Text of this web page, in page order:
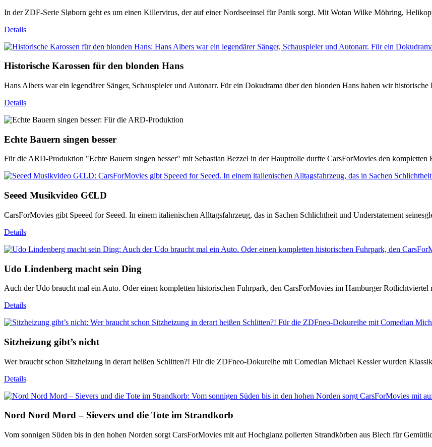
In der ZDF-Serie Sløborn geht es um einen Killervirus, der auf einer Nordseeinsel für Panik sorgt. Mit Wotan Wilke Möhring,
Details
Historische Karossen für den blonden Hans
Hans Albers war ein legendärer Sänger, Schauspieler und Autonarr. Für ein Dokudrama über den blonden Hans haben wir historische
Details
Echte Bauern singen besser
Für die ARD-Produktion "Echte Bauern singen besser" mit Sebastian Bezzel in der Hauptrolle durfte CarsForMovies den kompletten
Seeed Musikvideo G€LD
CarsForMovies gibt Speeed for Seeed. In einem italienischen Alltagsfahrzeug, das in Sachen Schlichtheit und Understatement
Details
Udo Lindenberg macht sein Ding
Auch der Udo braucht mal ein Auto. Oder einen kompletten historischen Fuhrpark, den CarsForMovies im Hamburger Rotlichtviertel
Details
Sitzheizung gibt’s nicht
Wer braucht schon Sitzheizung in derart heißen Schlitten?! Für die ZDFneo-Dokureihe mit Comedian Michael Kessler wurden
Details
Nord Nord Mord – Sievers und die Tote im Strandkorb
Vom sonnigen Süden bis in den hohen Norden sorgt CarsForMovies mit auf Hochglanz polierten Strandkörben aus Blech für